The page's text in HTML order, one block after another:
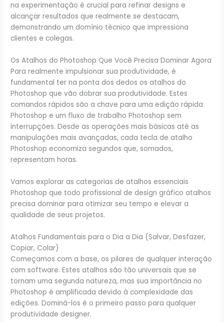
na experimentação é crucial para refinar designs e
alcançar resultados que realmente se destacam,
demonstrando um domínio técnico que impressiona
clientes e colegas.
Os Atalhos do Photoshop Que Você Precisa Dominar Agora
Para realmente impulsionar sua produtividade, é
fundamental ter na ponta dos dedos os atalhos do
Photoshop que vão dobrar sua produtividade. Estes
comandos rápidos são a chave para uma edição rápida
Photoshop e um fluxo de trabalho Photoshop sem
interrupções. Desde as operações mais básicas até as
manipulações mais avançadas, cada tecla de atalho
Photoshop economiza segundos que, somados,
representam horas.
Vamos explorar as categorias de atalhos essenciais
Photoshop que todo profissional de design gráfico atalhos
precisa dominar para otimizar seu tempo e elevar a
qualidade de seus projetos.
Atalhos Fundamentais para o Dia a Dia (Salvar, Desfazer,
Copiar, Colar)
Começamos com a base, os pilares de qualquer interação
com software. Estes atalhos são tão universais que se
tornam uma segunda natureza, mas sua importância no
Photoshop é amplificada devido à complexidade das
edições. Dominá-los é o primeiro passo para qualquer
produtividade designer.